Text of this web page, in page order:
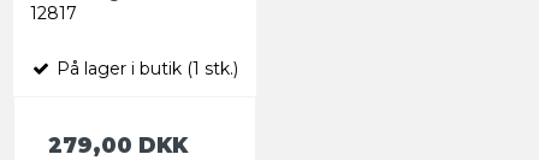
12817
På lager i butik (1 stk.)
279,00 DKK